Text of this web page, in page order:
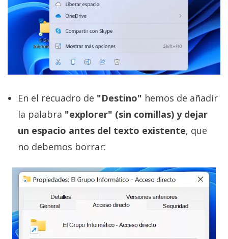
En el recuadro de "Destino" hemos de añadir
la palabra "explorer" (sin comillas) y dejar
un espacio antes del texto existente, que
no debemos borrar: